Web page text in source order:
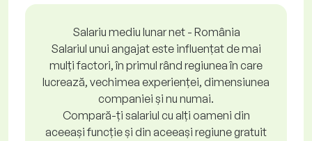
Salariu mediu lunar net - România
Salariul unui angajat este influențat de mai
mulți factori, în primul rând regiunea în care
lucrează, vechimea experienței, dimensiunea
companiei și nu numai.
Compară-ți salariul cu alți oameni din
aceeași funcție și din aceeași regiune gratuit